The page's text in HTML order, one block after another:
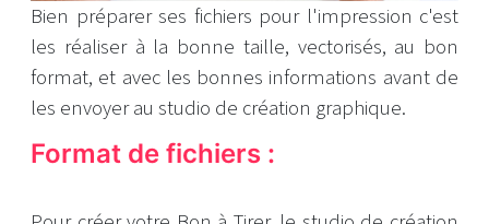
Bien préparer ses fichiers pour l'impression c'est
les réaliser à la bonne taille, vectorisés, au bon
format, et avec les bonnes informations avant de
les envoyer au studio de création graphique.
Format de fichiers :